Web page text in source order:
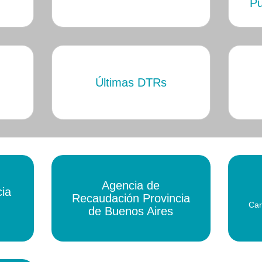
Últimas DTRs
Agencia de
Recaudación Provincia
de Buenos Aires